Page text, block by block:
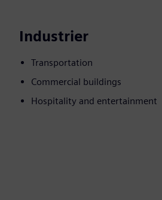
Industrier
Transportation
Commercial buildings
Hospitality and entertainment